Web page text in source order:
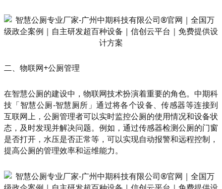
二、物联网+公厕管理
在智慧公厕的建设中，物联网技术扮演着重要的角色。中期科
技「智慧公厕-智慧厕所」通过将各个设备、传感器等连接到
互联网上，公厕管理者可以实时监控公厕的使用情况和设备状
态，及时发现并解决问题。例如，通过传感器检测公厕的门窗
是否打开，水压是否正常等，可以实现自动报警和远程控制，
提高公厕的管理效率和运维能力。